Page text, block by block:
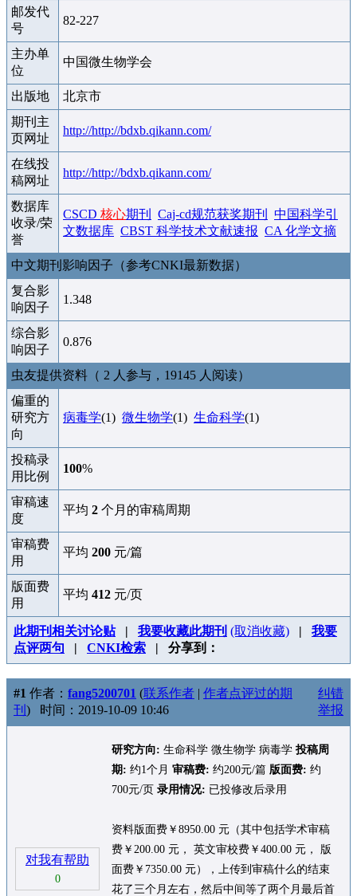
邮发代
号
82-227
主办单
位
中国微生物学会
出版地
北京市
期刊主
页网址
http://http://bdxb.qikann.com/
在线投
稿网址
http://http://bdxb.qikann.com/
数据库
收录/荣
誉
CSCD 核心期刊 Caj-cd规范获奖期刊
中国科学引
文数据库 CBST 科学技术文献速报 CA 化学文摘
中文期刊影响因子（参考CNKI最新数据）
复合影
响因子
1.348
综合影
响因子
0.876
虫友提供资料（ 2 人参与，19145 人阅读）
偏重的
研究方
向
病毒学(1) 微生物学(1) 生命科学(1)
投稿录
用比例
100%
审稿速
度
平均 2 个月的审稿周期
审稿费
用
平均 200 元/篇
版面费
用
平均 412 元/页
此期刊相关讨论贴| 我要收藏此期刊 (取消收藏) | 我要
点评两句 | CNKI检索 | 分享到：
#1 作者： fang5200701 (联系作者 | 作者点评过的期
刊 ) 时间：2019-10-09 10:46
纠错
举报
对我有帮助
0
研究方向: 生命科学 微生物学 病毒学 投稿周
期: 约1个月 审稿费: 约200元/篇 版面费: 约
700元/页 录用情况: 已投修改后录用
资料版面费￥8950.00 元（其中包括学术审稿
费￥200.00 元， 英文审校费￥400.00 元， 版
面费￥7350.00 元），上传到审稿什么的结束
花了三个月左右，然后中间等了两个月最后首